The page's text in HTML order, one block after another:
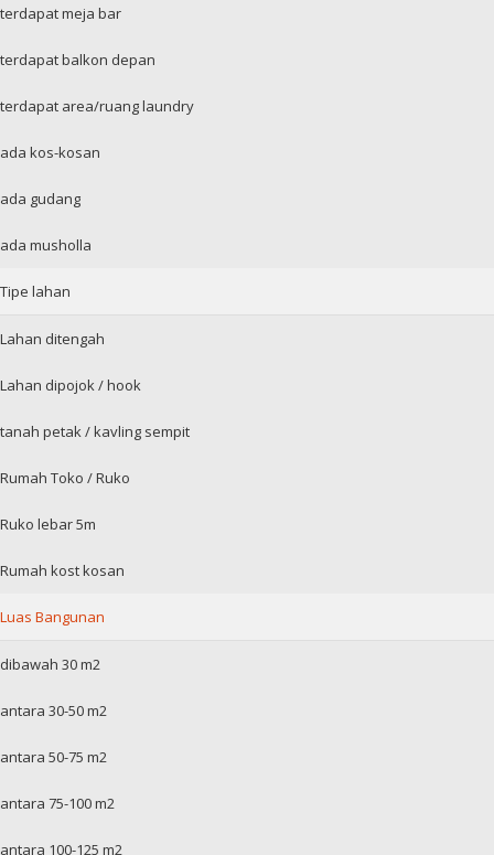
terdapat meja bar
terdapat balkon depan
terdapat area/ruang laundry
ada kos-kosan
ada gudang
ada musholla
Tipe lahan
Lahan ditengah
Lahan dipojok / hook
tanah petak / kavling sempit
Rumah Toko / Ruko
Ruko lebar 5m
Rumah kost kosan
Luas Bangunan
dibawah 30 m2
antara 30-50 m2
antara 50-75 m2
antara 75-100 m2
antara 100-125 m2